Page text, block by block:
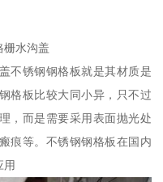
栅水沟盖
不锈钢钢格板就是其材质是
格板比较大同小异，只不过
，而是需要采用表面抛光处
痕等。不锈钢钢格板在国内
用